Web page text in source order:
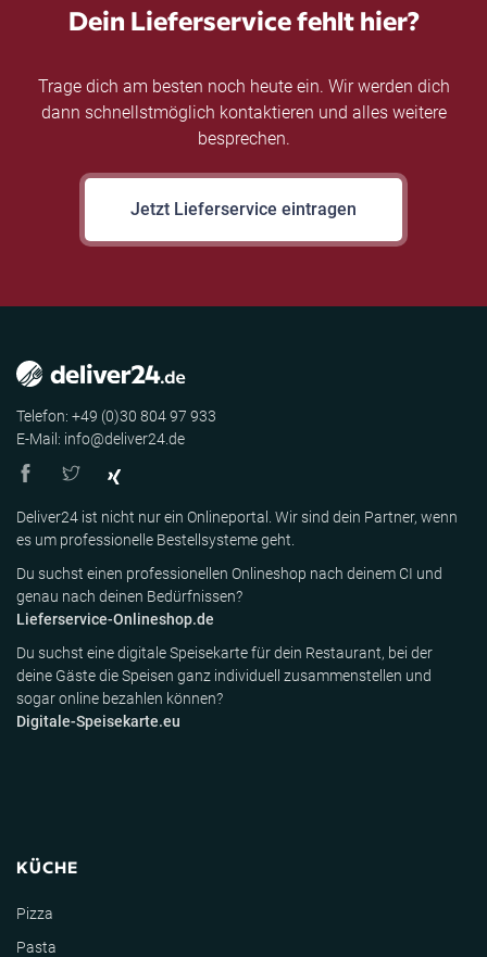
Dein Lieferservice fehlt hier?
Trage dich am besten noch heute ein. Wir werden dich
dann schnellstmöglich kontaktieren und alles weitere
besprechen.
Jetzt Lieferservice eintragen
Telefon: +49 (0)30 804 97 933
E-Mail: info@deliver24.de
Deliver24 ist nicht nur ein Onlineportal. Wir sind dein Partner, wenn
es um professionelle Bestellsysteme geht.
Du suchst einen professionellen Onlineshop nach deinem CI und
genau nach deinen Bedürfnissen?
Lieferservice-Onlineshop.de
Du suchst eine digitale Speisekarte für dein Restaurant, bei der
deine Gäste die Speisen ganz individuell zusammenstellen und
sogar online bezahlen können?
Digitale-Speisekarte.eu
KÜCHE
Pizza
Pasta